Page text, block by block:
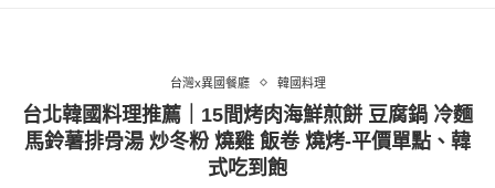
台灣x異國餐廳 韓國料理
台北韓國料理推薦｜15間烤肉海鮮煎餅 豆腐鍋 冷麵
馬鈴薯排骨湯 炒冬粉 燒雞 飯卷 燒烤-平價單點、韓
式吃到飽